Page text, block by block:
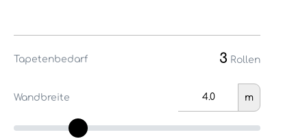
Tapetenbedarf 3 Rollen
Wandbreite m